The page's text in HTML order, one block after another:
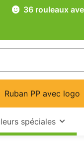
36 rouleaux
Ruban PP avec logo
spéciales